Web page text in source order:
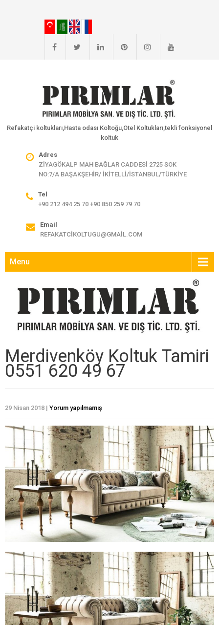
Refakatçi koltukları,Hasta odası Koltoğu,Otel Koltukları,tekli fonksiyonel
koltuk
Adres
ZİYAGÖKALP MAH BAĞLAR CADDESİ 2725 SOK
NO:7/A BAŞAKŞEHİR/ İKİTELLİ/İSTANBUL/TÜRKİYE
Tel
+90 212 494 25 70 +90 850 259 79 70
Email
REFAKATCIKOLTUGU@GMAIL.COM
Menu
Merdivenköy Koltuk Tamiri
0551 620 49 67
29 Nisan 2018 | Yorum yapılmamış